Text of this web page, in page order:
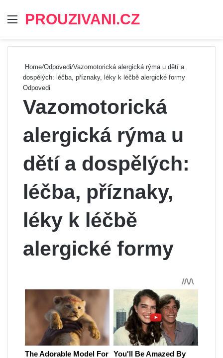
Menu
PROUZIVANI.CZ
Home/Odpovedi/Vazomotorická alergická rýma u dětí a
dospělých: léčba, příznaky, léky k léčbě alergické formy
Odpovedi
Vazomotorická
alergická rýma u
dětí a dospělých:
léčba, příznaky,
léky k léčbě
alergické formy